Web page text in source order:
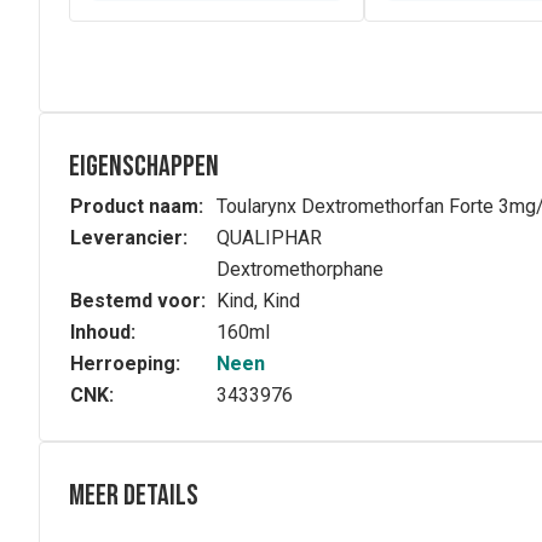
Eigenschappen
Product naam: Toularynx Dextromethorfan Forte
Leverancier:
QUALIPHAR
Dextromethorphane
Bestemd voor: Kind, Kind
Inhoud:
160ml
Herroeping:
Neen
CNK:
3433976
Meer details